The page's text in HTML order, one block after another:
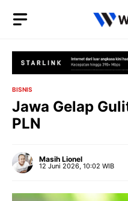
BISNIS
Jawa Gelap
PLN
Masih Lionel
12 Juni 2026, 10:02 WIB